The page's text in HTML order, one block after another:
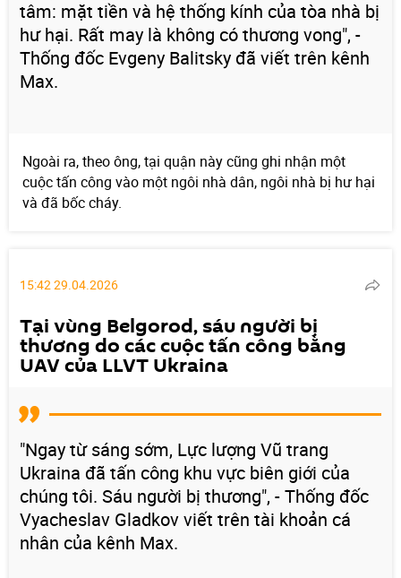
tâm: mặt tiền và hệ thống kính của tòa nhà bị
hư hại. Rất may là không có thương vong", -
Thống đốc Evgeny Balitsky đã viết trên kênh
Max.
Ngoài ra, theo ông, tại quận này cũng ghi nhận một
cuộc tấn công vào một ngôi nhà dân, ngôi nhà bị hư hại
và đã bốc cháy.
15:42 29.04.2026
Tại vùng Belgorod, sáu người bị
thương do các cuộc tấn công bằng
UAV của LLVT Ukraina
"Ngay từ sáng sớm, Lực lượng Vũ trang
Ukraina đã tấn công khu vực biên giới của
chúng tôi. Sáu người bị thương", - Thống đốc
Vyacheslav Gladkov viết trên tài khoản cá
nhân của kênh Max.